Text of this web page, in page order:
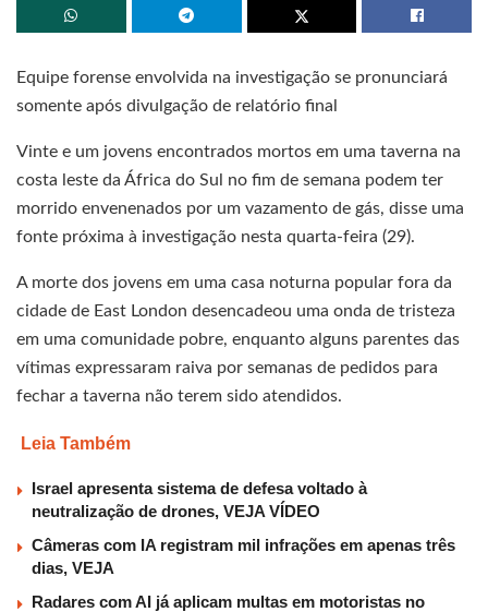
Equipe forense envolvida na investigação se pronunciará
somente após divulgação de relatório final
Vinte e um jovens encontrados mortos em uma taverna na
costa leste da África do Sul no fim de semana podem ter
morrido envenenados por um vazamento de gás, disse uma
fonte próxima à investigação nesta quarta-feira (29).
A morte dos jovens em uma casa noturna popular fora da
cidade de East London desencadeou uma onda de tristeza
em uma comunidade pobre, enquanto alguns parentes das
vítimas expressaram raiva por semanas de pedidos para
fechar a taverna não terem sido atendidos.
Leia Também
Israel apresenta sistema de defesa voltado à
neutralização de drones, VEJA VÍDEO
Câmeras com IA registram mil infrações em apenas três
dias, VEJA
Radares com AI já aplicam multas em motoristas no